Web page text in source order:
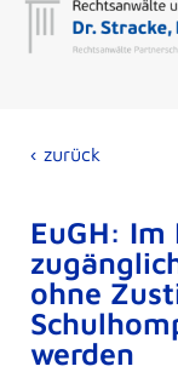
‹ zurück
EuGH:
ohne
werden